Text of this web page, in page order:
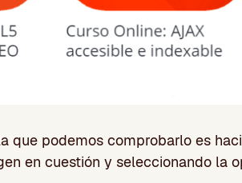
que podemos comprobarlo es
en cuestión y seleccionando la